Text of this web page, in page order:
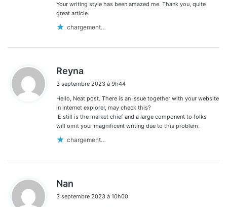
Your writing style has been amazed me. Thank you, quite
great article.
chargement…
Reyna
t
:
3 septembre 2023 à 9h44
Hello, Neat post. There is an issue together with your website
in internet explorer, may check this?
IE still is the market chief and a large component to folks
will omit your magnificent writing due to this problem.
chargement…
Nan
t
3 septembre 2023 à 10h00